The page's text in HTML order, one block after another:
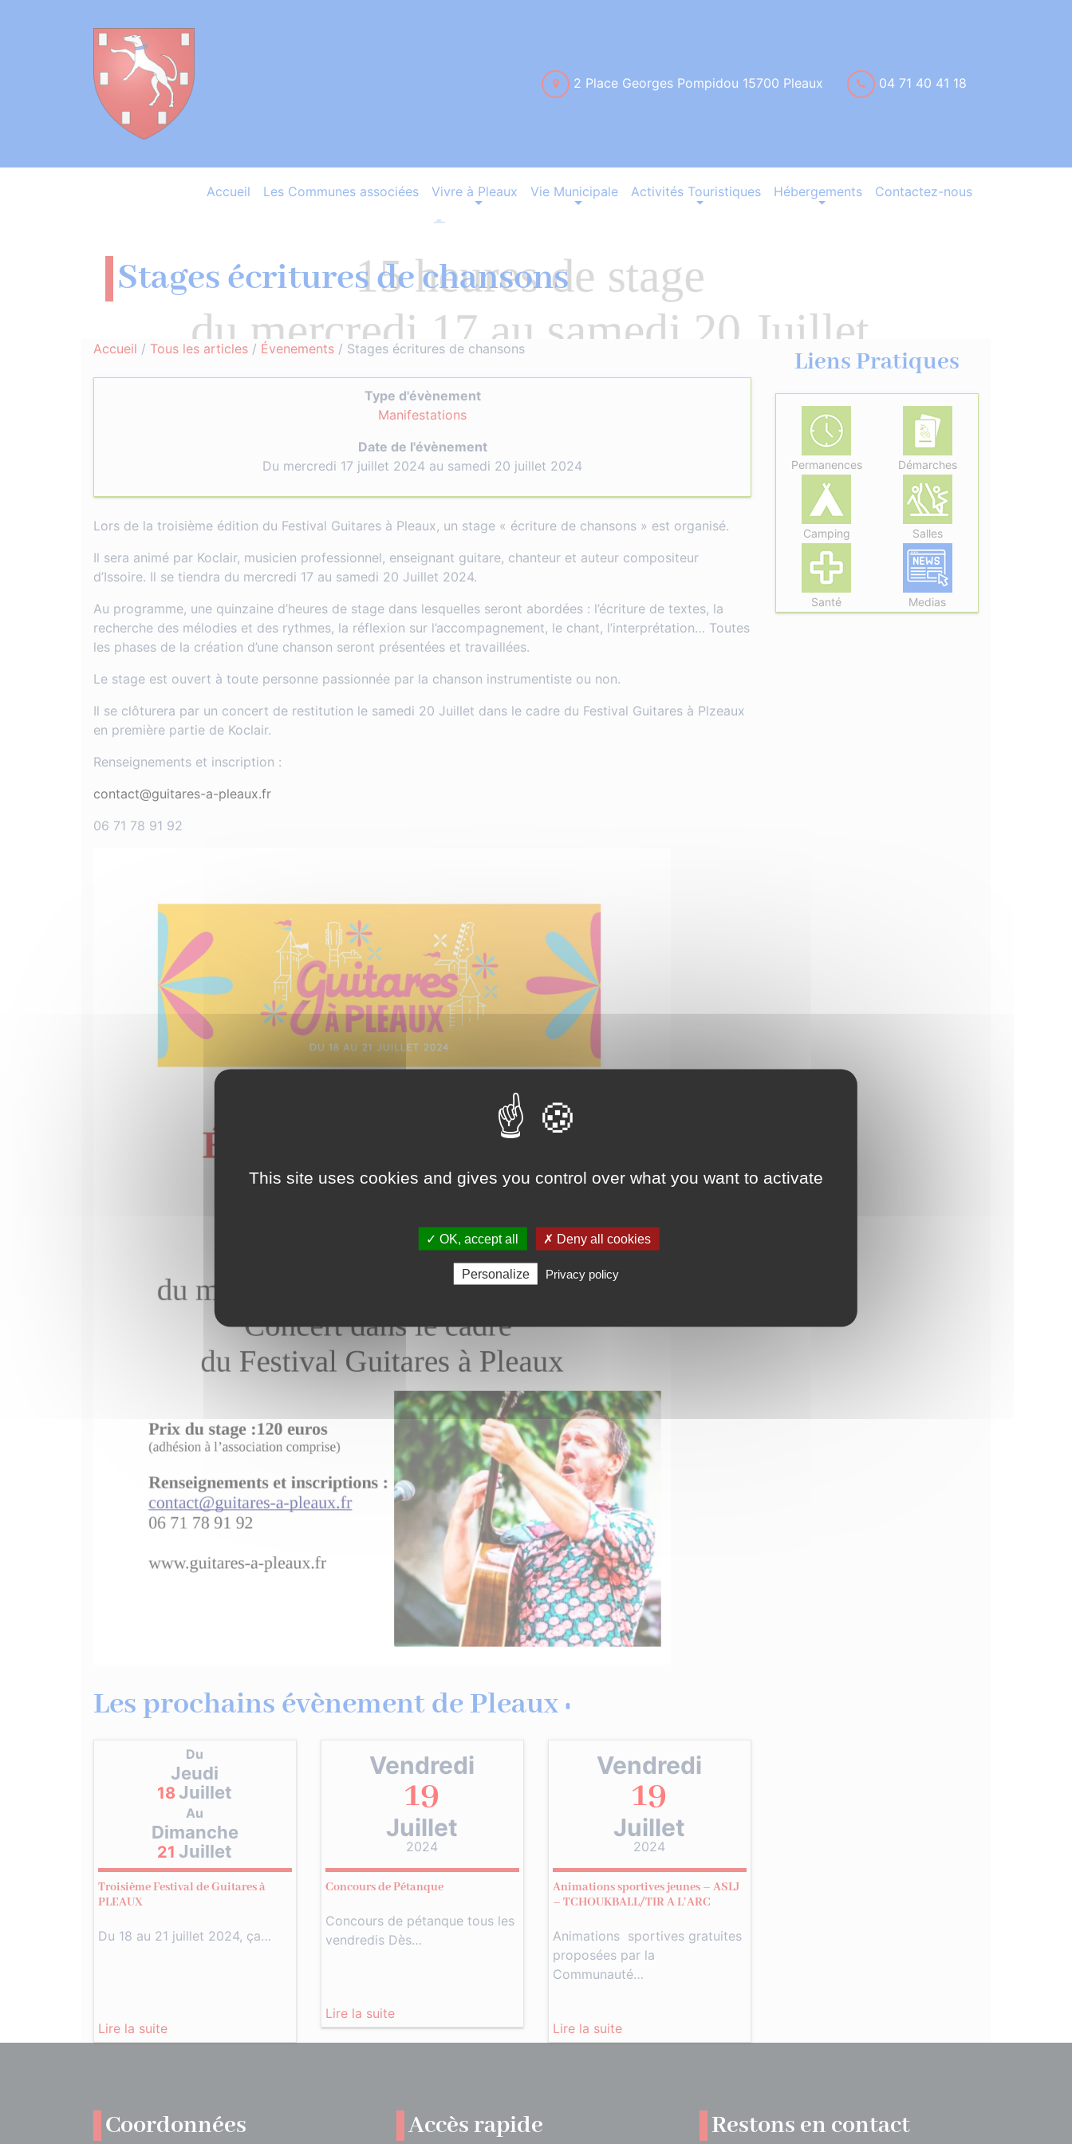
2 Place Georges Pompidou 15700 Pleaux 04 71 40 41 18
Accueil Les Communes associées Vivre à Pleaux Vie Municipale Activités Touristiques Hébergements Contactez-nous
Stages écritures de chansons
Accueil / Tous les articles / Évenements / Stages écritures de chansons
Type d'évènement
Manifestations
Date de l'évènement
Du mercredi 17 juillet 2024 au samedi 20 juillet 2024
Lors de la troisième édition du Festival Guitares à Pleaux, un stage « écriture de chansons » est organisé.
Il sera animé par Koclair, musicien professionnel, enseignant guitare, chanteur et auteur compositeur
d’Issoire. Il se tiendra du mercredi 17 au samedi 20 Juillet 2024.
Au programme, une quinzaine d’heures de stage dans lesquelles seront abordées : l’écriture de textes, la
recherche des mélodies et des rythmes, la réflexion sur l’accompagnement, le chant, l’interprétation… Toutes
les phases de la création d’une chanson seront présentées et travaillées.
Le stage est ouvert à toute personne passionnée par la chanson instrumentiste ou non.
Il se clôturera par un concert de restitution le samedi 20 Juillet dans le cadre du Festival Guitares à Plzeaux
en première partie de Koclair.
Renseignements et inscription :
contact@guitares-a-pleaux.fr
06 71 78 91 92
Les prochains évènement de Pleaux :
Du
Jeudi
18 Juillet
Au
Dimanche
21 Juillet
Troisième Festival de Guitares à
PLEAUX
Du 18 au 21 juillet 2024, ça…
Lire la suite
Vendredi
19
Juillet
2024
Concours de Pétanque
Concours de pétanque tous les
vendredis Dès…
Lire la suite
Vendredi
19
Juillet
2024
Animations sportives jeunes – ASLJ
– TCHOUKBALL/TIR A L’ARC
Animations sportives gratuites
proposées par la
Communauté…
Lire la suite
Liens Pratiques
Permanences Démarches
Camping Salles
Santé Medias
Coordonnées Accès rapide Restons en contact
This site uses cookies and gives you control over what you want to activate
✓ OK, accept all ✗ Deny all cookies
Personalize Privacy policy